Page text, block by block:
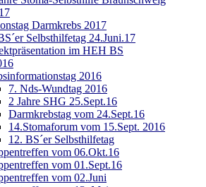
Darmkrebs 2017
Selbsthilfetag 24.Juni.17
im HEH BS
2016
7. Nds-Wundtag 2016
2 Jahre SHG 25.Sept.16
Darmkrebstag vom 24.Sept.16
14.Stomaforum vom 15.Sept. 2016
12. BS´er Selbsthilfetag
vom 06.Okt.16
vom 01.Sept.16
vom 02.Juni